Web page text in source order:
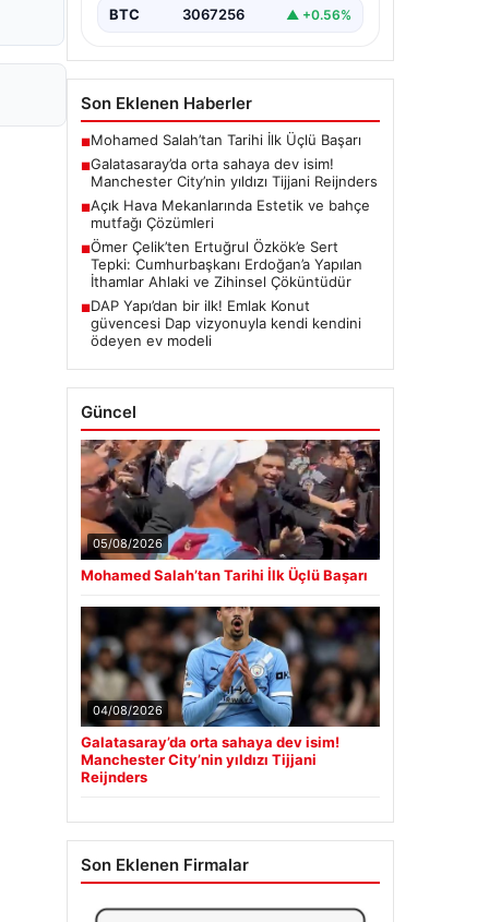
BTC 3067256 ▲ +0.56%
Son Eklenen Haberler
■Mohamed Salah’tan Tarihi İlk Üçlü Başarı
■Galatasaray’da orta sahaya dev isim!
Manchester City’nin yıldızı Tijjani Reijnders
■Açık Hava Mekanlarında Estetik ve bahçe
mutfağı Çözümleri
■Ömer Çelik’ten Ertuğrul Özkök’e Sert
Tepki: Cumhurbaşkanı Erdoğan’a Yapılan
İthamlar Ahlaki ve Zihinsel Çöküntüdür
■DAP Yapı’dan bir ilk! Emlak Konut
güvencesi Dap vizyonuyla kendi kendini
ödeyen ev modeli
Güncel
05/08/2026
Mohamed Salah’tan Tarihi İlk Üçlü Başarı
04/08/2026
Galatasaray’da orta sahaya dev isim!
Manchester City’nin yıldızı Tijjani
Reijnders
Son Eklenen Firmalar